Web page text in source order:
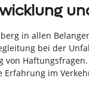
in allen
bei der
im